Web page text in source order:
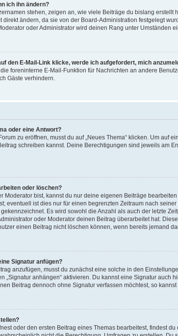
ich ihn ändern?
stehen, zeigen an, wie viele Beiträge du bislang
direkt ändern, da sie von der Board-Administration festgelegt
oder Administrator wird deinen Rang unter Umständen
den E-Mail-Link klicke, werde ich aufgefordert, mich
foreninterne E-Mail-Funktion für Nachrichten an andere
Gäste verhindern.
oder eine Antwort?
zu eröffnen, musst du auf „Neues Thema“ klicken. Um auf
schreiben kannst. Deine Berechtigungen sind jeweils am
oder löschen?
Moderator bist, kannst du nur deine eigenen Beiträge
eventuell ist dies nur für einen begrenzten Zeitraum nach
Es wird sowohl die Anzahl als auch der letzte
oder Moderator deinen Beitrag überarbeitet hat.
einen Beitrag nicht löschen können, wenn bereits jemand
Signatur anfügen?
anzufügen, musst du zunächst eine solche in den
„Signatur anhängen“ aktivieren. Du kannst eine Signatur
Beitrag dennoch ohne Signatur verfassen möchtest, so
oder den ersten Beitrag eines Themas bearbeitest, findest